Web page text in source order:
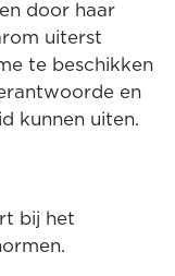
door haar
uiterst
te beschikken
en
kunnen uiten.
bij het